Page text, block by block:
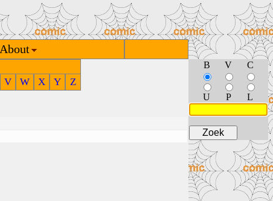
About
V W X Y Z
B V C
U P L